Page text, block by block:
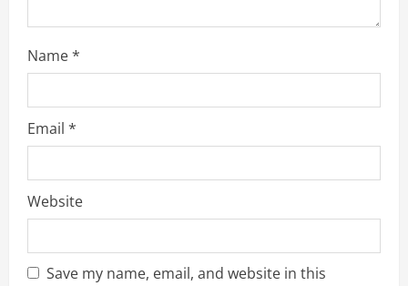
Name*
Email *
Website
Save my name, email, and website in this